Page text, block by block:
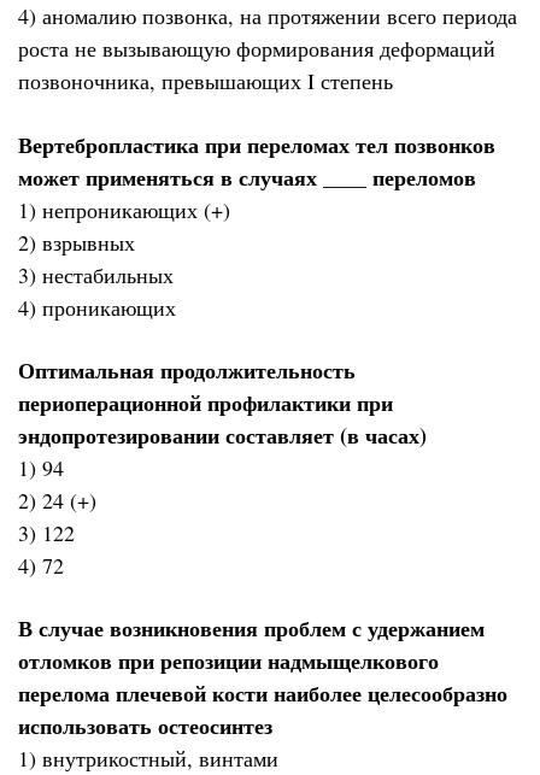
4) аномалию позвонка, на протяжении всего периода
роста не вызывающую формирования деформаций
позвоночника, превышающих I степень
Вертебропластика при переломах тел позвонков
может применяться в случаях ____ переломов
1) непроникающих (+)
2) взрывных
3) нестабильных
4) проникающих
Оптимальная продолжительность
периоперационной профилактики при
эндопротезировании составляет (в часах)
1) 94
2) 24 (+)
3) 122
4) 72
В случае возникновения проблем с удержанием
отломков при репозиции надмыщелкового
перелома плечевой кости наиболее целесообразно
использовать остеосинтез
1) внутрикостный, винтами